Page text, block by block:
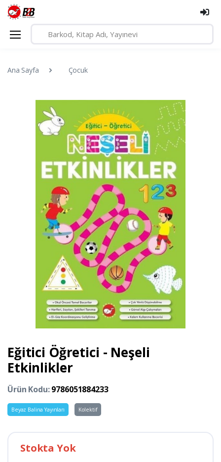
Ana Sayfa Çocuk
Eğitici Öğretici - Neşeli
Etkinlikler
Ürün Kodu:9786051884233
Beyaz Balina Yayınları Kolektif
Stokta Yok